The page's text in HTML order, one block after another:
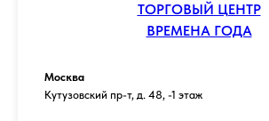
ТОРГОВЫЙ ЦЕНТР
ВРЕМЕНА ГОДА
Москва
Кутузовский пр-т, д. 48, -1 этаж